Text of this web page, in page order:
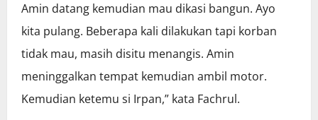
Amin datang kemudian mau dikasi bangun. Ayo
kita pulang. Beberapa kali dilakukan tapi korban
tidak mau, masih disitu menangis. Amin
meninggalkan tempat kemudian ambil motor.
Kemudian ketemu si Irpan,” kata Fachrul.